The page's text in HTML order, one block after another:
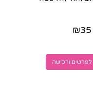
₪35
לפרטים ורכישה